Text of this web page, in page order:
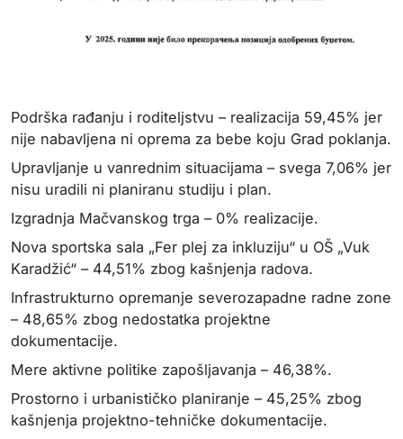
Podrška rađanju i roditeljstvu – realizacija 59,45% jer
nije nabavljena ni oprema za bebe koju Grad poklanja.
Upravljanje u vanrednim situacijama – svega 7,06% jer
nisu uradili ni planiranu studiju i plan.
Izgradnja Mačvanskog trga – 0% realizacije.
Nova sportska sala „Fer plej za inkluziju“ u OŠ „Vuk
Karadžić“ – 44,51% zbog kašnjenja radova.
Infrastrukturno opremanje severozapadne radne zone
– 48,65% zbog nedostatka projektne
dokumentacije.
Mere aktivne politike zapošljavanja – 46,38%.
Prostorno i urbanističko planiranje – 45,25% zbog
kašnjenja projektno-tehničke dokumentacije.